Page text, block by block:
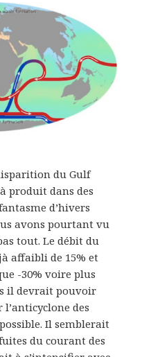
du Gulf
produit dans des
d’hivers
avons pourtant vu
tout. Le débit du
affaibli de 15% et
-30% voire plus
il devrait pouvoir
des
Il semblerait
du courant des